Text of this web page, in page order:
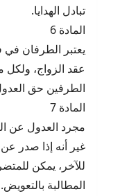
تبادل الهدايا.
المادة 6
يعتبر الطرفان
عقد الزواج، ولكل
الطرفين حق
المادة 7
مجرد العدول عن
غير أنه إذا صدر
للآخر، يمكن
المطالبة بالتعويض.